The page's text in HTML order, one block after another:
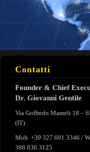
Contatti
Founder & Chief
Dr. Giovanni Gentile
Via Goffredo Mameli 18 –
(IT)
Mob. +39 327 691 3346 /
388 836 3125